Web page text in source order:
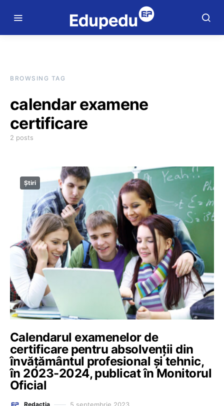
BROWSING TAG
calendar examene
certificare
2 posts
Știri
Calendarul examenelor de
certificare pentru absolvenții din
învățământul profesional și tehnic,
în 2023-2024, publicat în Monitorul
Oficial
Redacția 5 septembrie 2023